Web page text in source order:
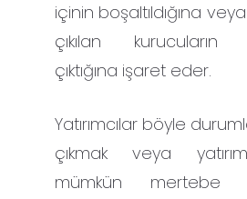
içinin boşaltıldığına
çıkılan kurucuların
çıktığına işaret eder.
Yatırımcılar böyle
çıkmak veya
mümkün mertebe